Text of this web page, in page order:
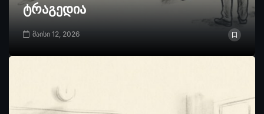
ტრაგედია
მაისი 12, 2026